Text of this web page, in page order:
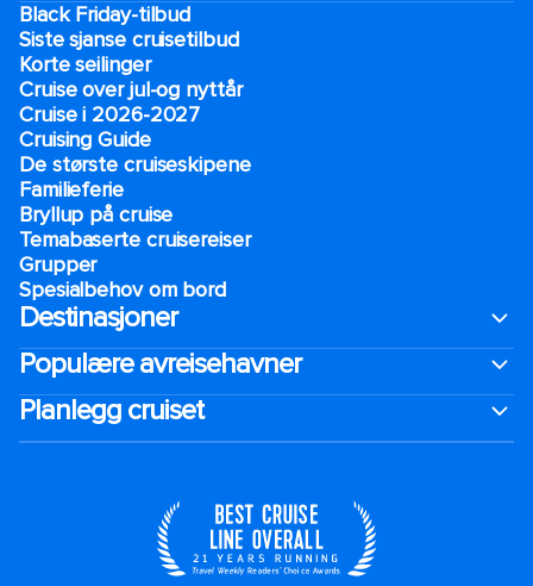
Black Friday-tilbud
Siste sjanse cruisetilbud
Korte seilinger
Cruise over jul-og nyttår
Cruise i 2026-2027
Cruising Guide
De største cruiseskipene
Familieferie
Bryllup på cruise
Temabaserte cruisereiser
Grupper
Spesialbehov om bord
Destinasjoner
Populære avreisehavner
Planlegg cruiset